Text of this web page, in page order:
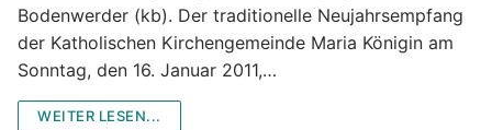
Bodenwerder (kb). Der traditionelle Neujahrsempfang
der Katholischen Kirchengemeinde Maria Königin am
Sonntag, den 16. Januar 2011,…
WEITER LESEN...